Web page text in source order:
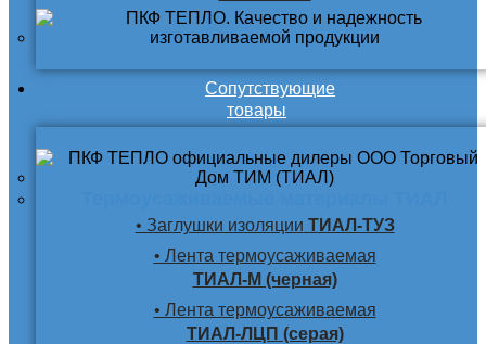
Сопутствующие
товары
• Заглушки изоляции ТИАЛ-ТУЗ
• Лента термоусаживаемая
ТИАЛ-М (черная)
• Лента термоусаживаемая
ТИАЛ-ЛЦП (серая)